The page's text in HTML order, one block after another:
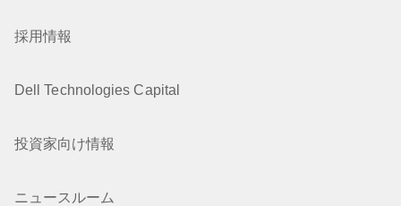
採用情報
Dell Technologies Capital
投資家向け情報
ニュースルーム